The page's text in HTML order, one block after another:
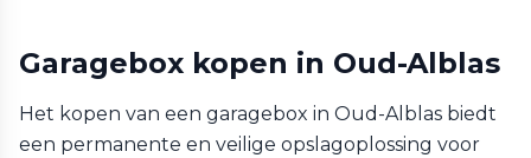
Garagebox kopen in Oud-Alblas
Het kopen van een garagebox in Oud-Alblas biedt
een permanente en veilige opslagoplossing voor